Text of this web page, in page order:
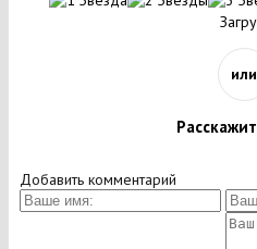
или
Добавить комментарий